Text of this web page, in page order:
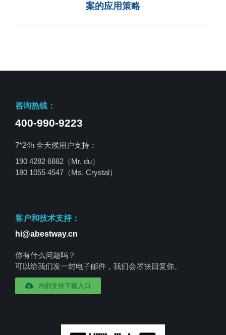
案的应用策略
咨询热线：
400-990-9223
7*24h 全天候用户支持：
190 4282 6882（Mr. du）
180 1055 4547 （Ms. Crystal）
客户和技术支持：
hi@abestway.cn
你有什么问题吗？
可以给我们发一封电子邮件，我们会尽快回复你。
内部文件下载入口